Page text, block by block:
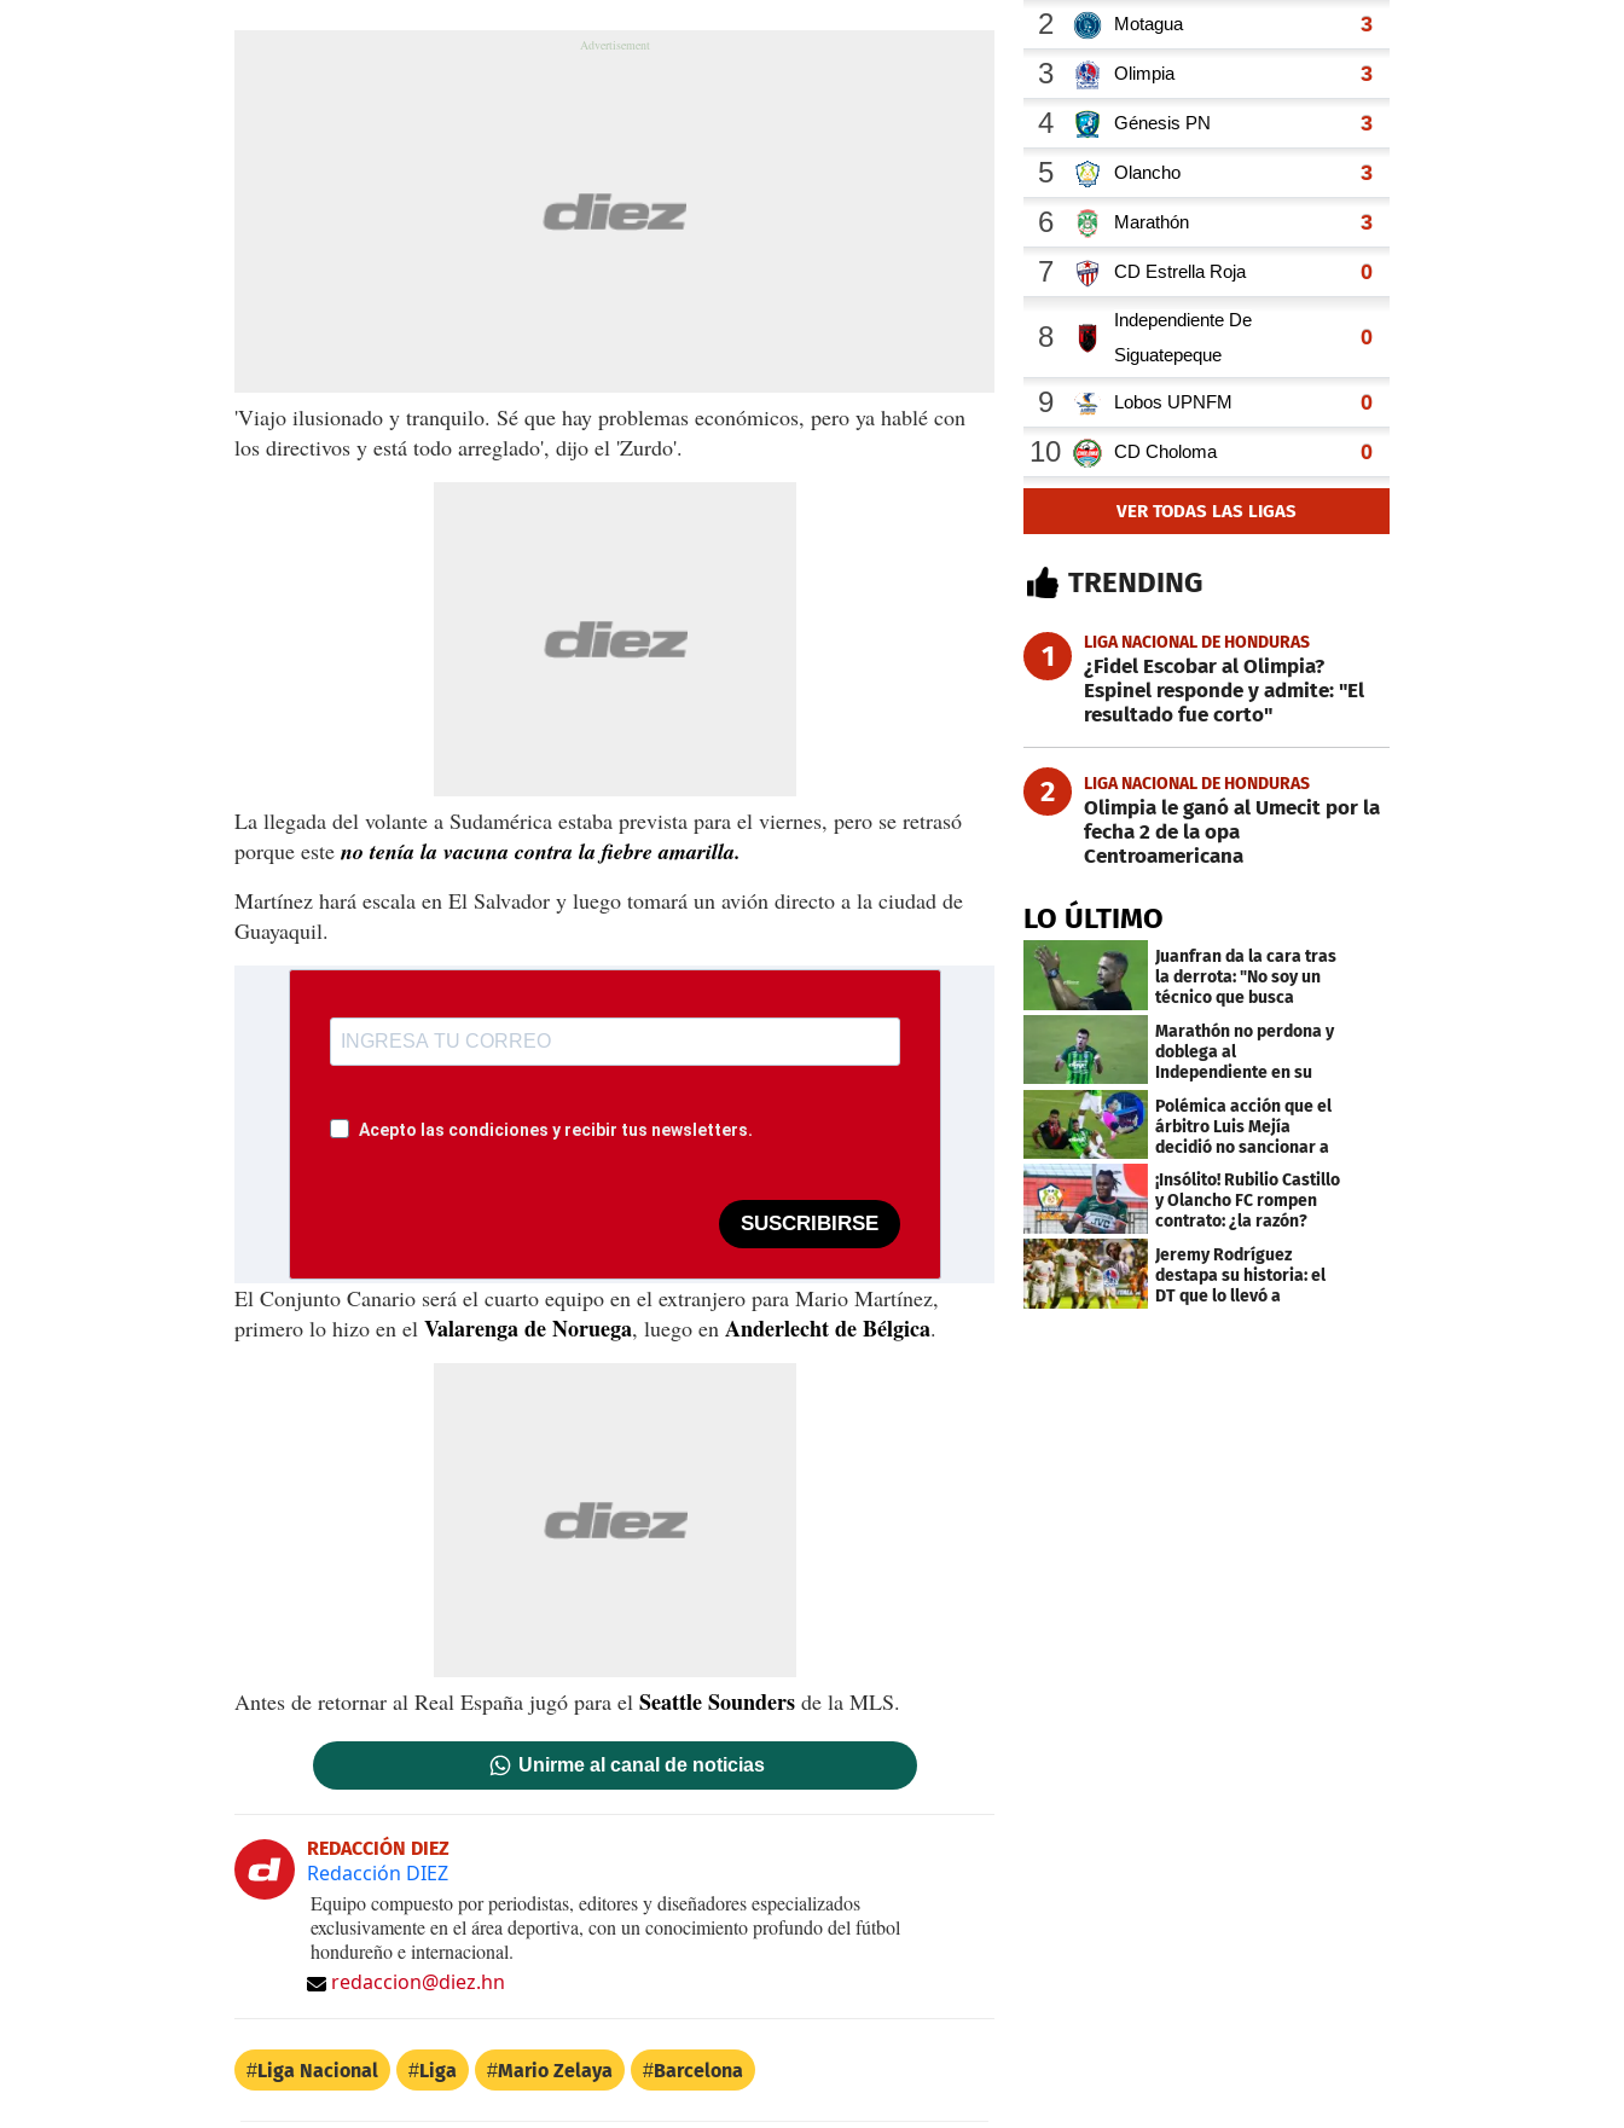
'Viajo ilusionado y tranquilo. Sé que hay problemas económicos, pero ya hablé con
los directivos y está todo arreglado', dijo el 'Zurdo'.
La llegada del volante a Sudamérica estaba prevista para el viernes, pero se retrasó
porque este no tenía la vacuna contra la fiebre amarilla.
Martínez hará escala en El Salvador y luego tomará un avión directo a la ciudad de
Guayaquil.
Acepto las condiciones y recibir tus newsletters.
SUSCRIBIRSE
El Conjunto Canario será el cuarto equipo en el extranjero para Mario Martínez,
primero lo hizo en el Valarenga de Noruega, luego en Anderlecht de Bélgica.
Antes de retornar al Real España jugó para el Seattle Sounders de la MLS.
Unirme al canal de noticias
REDACCIÓN DIEZ
Redacción DIEZ
Equipo compuesto por periodistas, editores y diseñadores especializados
exclusivamente en el área deportiva, con un conocimiento profundo del fútbol
hondureño e internacional.
redaccion@diez.hn
Liga Nacional Liga Mario Zelaya Barcelona
VER TODAS LAS LIGAS
TRENDING
1 LIGA NACIONAL DE HONDURAS
¿Fidel Escobar al Olimpia?
Espinel responde y admite: "El
resultado fue corto"
2 LIGA NACIONAL DE HONDURAS
Olimpia le ganó al Umecit por la
fecha 2 de la opa
Centroamericana
LO ÚLTIMO
Juanfran da la cara tras
la derrota: "No soy un
técnico que busca
excusas"
Marathón no perdona y
doblega al
Independiente en su
bienvenida a primera
Polémica acción que el
árbitro Luis Mejía
decidió no sancionar a
Independiente
¡Insólito! Rubilio Castillo
y Olancho FC rompen
contrato: ¿la razón?
Jeremy Rodríguez
destapa su historia: el
DT que lo llevó a